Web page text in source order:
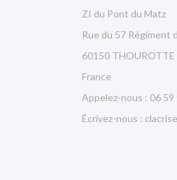
ZI du Pont du Matz
Rue du 57 Régiment
60150 THOUROTTE
France
Appelez-nous : 06 59
Écrivez-nous :